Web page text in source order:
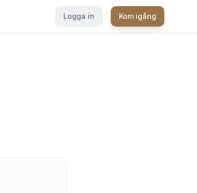
Logga in Kom igång